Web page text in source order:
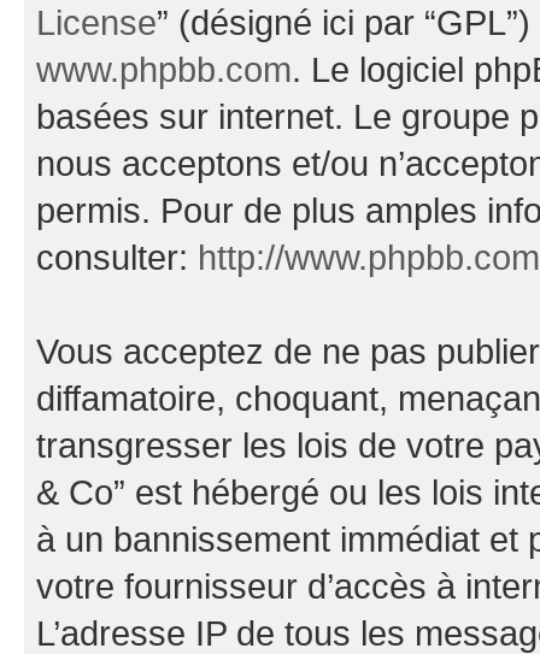
License” (désigné ici par
www.phpbb.com. Le logiciel
basées sur internet. Le groupe
nous acceptons et/ou
permis. Pour de plus amples
consulter: http://
Vous acceptez de ne pas
diffamatoire, choquant,
transgresser les lois de votre
& Co” est hébergé ou les lois
à un bannissement immédiat et
votre fournisseur d’accès à
L’adresse IP de tous les